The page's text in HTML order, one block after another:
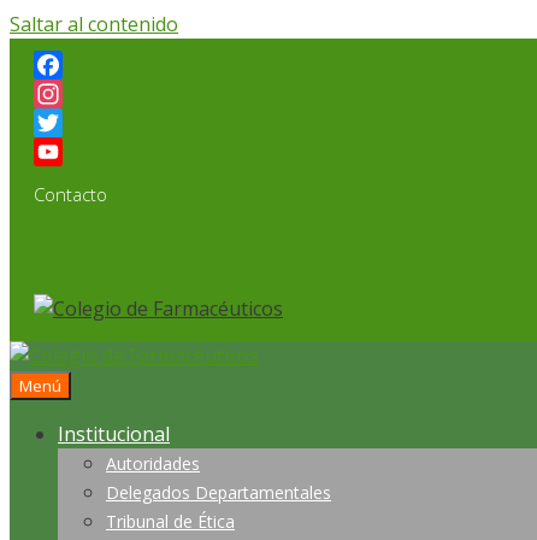
Saltar al contenido
Facebook
Instagram
Twitter
Channel
Contacto
Menú
Institucional
Autoridades
Delegados Departamentales
Tribunal de Ética